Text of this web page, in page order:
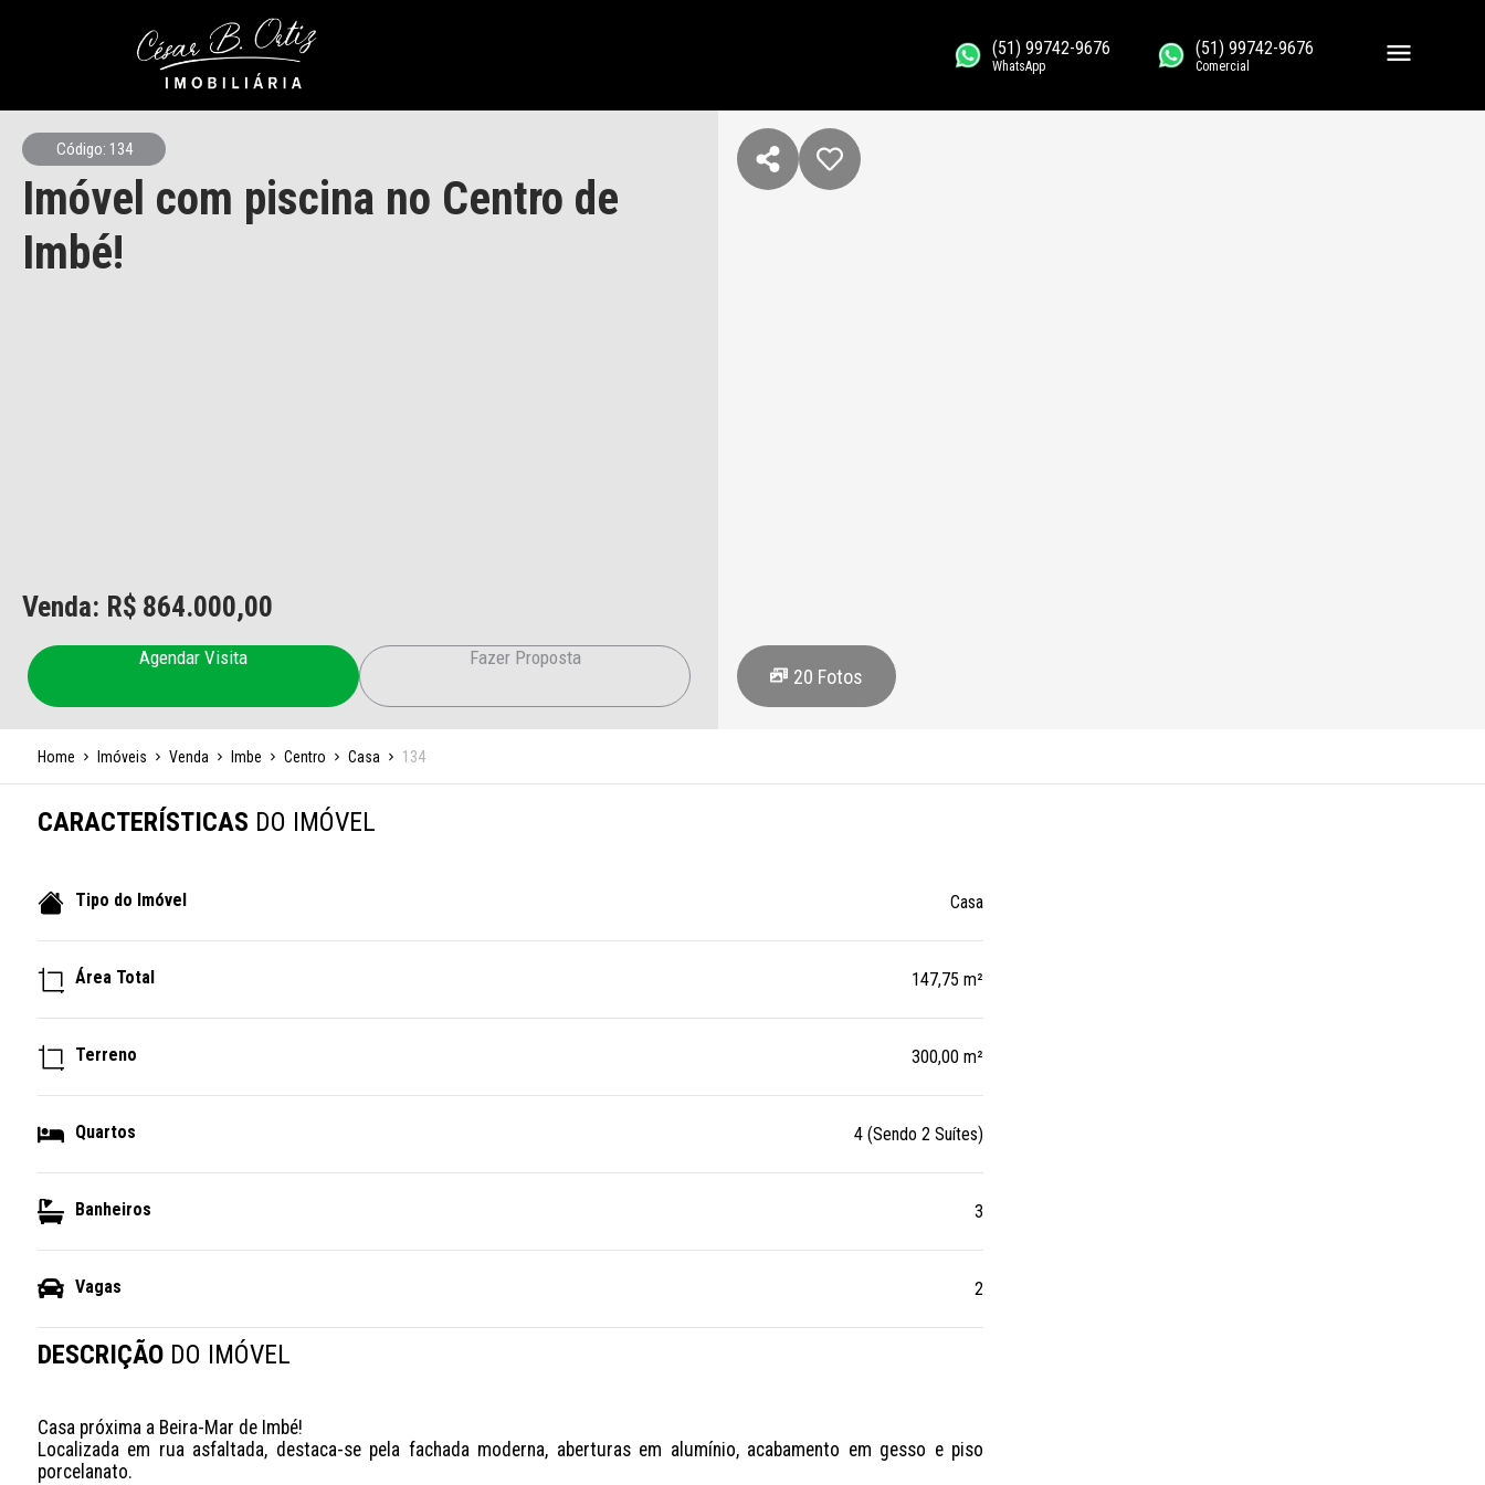
(51) 99742-9676
WhatsApp
(51) 99742-9676
Comercial
Código: 134
Imóvel com piscina no Centro de
Imbé!
Venda: R$ 864.000,00
Agendar Visita Fazer Proposta
20 Fotos
Home Imóveis Venda Imbe Centro Casa 134
CARACTERÍSTICAS DO IMÓVEL
Tipo do Imóvel Casa
Área Total 147,75 m²
Terreno 300,00 m²
Quartos 4 (Sendo 2 Suítes)
Banheiros 3
Vagas 2
DESCRIÇÃO DO IMÓVEL
Casa próxima a Beira-Mar de Imbé!
Localizada em rua asfaltada, destaca-se pela fachada moderna, aberturas em alumínio, acabamento em gesso e piso
porcelanato.